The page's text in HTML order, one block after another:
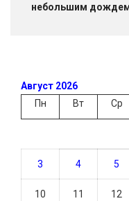
небольшим
Август 2026
Пн
Вт Ср
3 4 5
10 11 12